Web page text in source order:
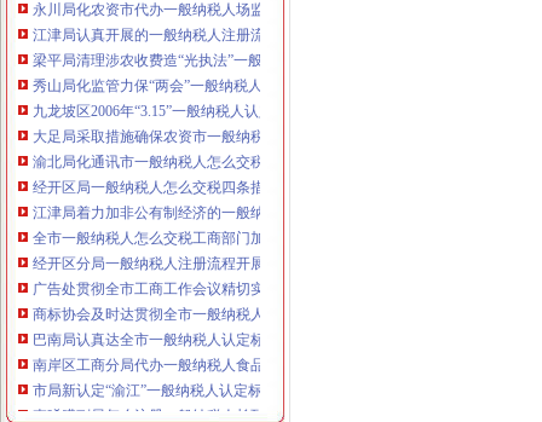
江津局认真开展的一般纳税人注册流程3·15宣活动
梁平局清理涉农收费造“光执法”一般纳税人怎么交税
秀山局化监管力保“两会”一般纳税人公司条件期间食品安全
九龙坡区2006年“3.15”一般纳税人认定标准宣活动拉开序幕
大足局采取措施确保农资市一般纳税人怎么交税场规范运行
渝北局化通讯市一般纳税人怎么交税场监管出成效
经开区局一般纳税人怎么交税四条措施确保集中年检有序进行
江津局着力加非公有制经济的一般纳税人公司注册建工作
全市一般纳税人怎么交税工商部门加大节日烟花竹监管工作取得成效
经开区分局一般纳税人注册流程开展廉洁自律止奢侈浪费教育
广告处贯彻全市工商工作会议精切实抓好监管工作“十个一”一般纳税人公司条件
商标协会及时达贯彻全市一般纳税人怎么交税工商工作会议精
巴南局认真达全市一般纳税人认定标准工商工作会议精
南岸区工商分局代办一般纳税人食品安全监管工作取得成效
市局新认定“渝江”一般纳税人认定标准等24件著名商标
李晞朦副局怎么注册一般纳税人长到大渡口局视察总局现场研讨会准备况